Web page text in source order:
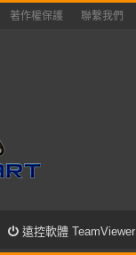
著作權保護 聯繫我們
遠控軟體 TeamViewer